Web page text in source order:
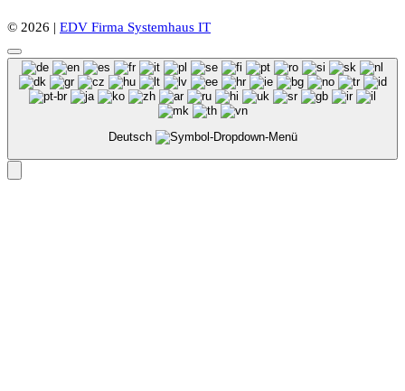
© 2026 | EDV Firma Systemhaus IT
Deutsch